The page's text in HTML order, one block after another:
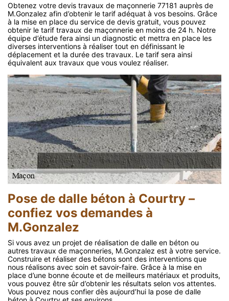
Obtenez votre devis travaux de maçonnerie 77181 auprès de
M.Gonzalez afin d’obtenir le tarif adéquat à vos besoins. Grâce
à la mise en place du service de devis gratuit, vous pouvez
obtenir le tarif travaux de maçonnerie en moins de 24 h. Notre
équipe d’étude fera ainsi un diagnostic et mettra en place les
diverses interventions à réaliser tout en définissant le
déplacement et la durée des travaux. Le tarif sera ainsi
équivalent aux travaux que vous voulez réaliser.
Pose de dalle béton à Courtry –
confiez vos demandes à
M.Gonzalez
Si vous avez un projet de réalisation de dalle en béton ou
autres travaux de maçonneries, M.Gonzalez est à votre service.
Construire et réaliser des bétons sont des interventions que
nous réalisons avec soin et savoir-faire. Grâce à la mise en
place d’une bonne écoute et de meilleurs matériaux et produits,
vous pouvez être sûr d’obtenir les résultats selon vos attentes.
Vous pouvez nous confier dès aujourd’hui la pose de dalle